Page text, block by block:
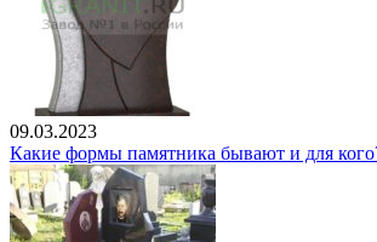
09.03.2023
Какие формы памятника бывают и для